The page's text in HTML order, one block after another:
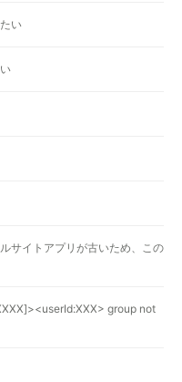
い
サイトアプリが古いため、この
group not